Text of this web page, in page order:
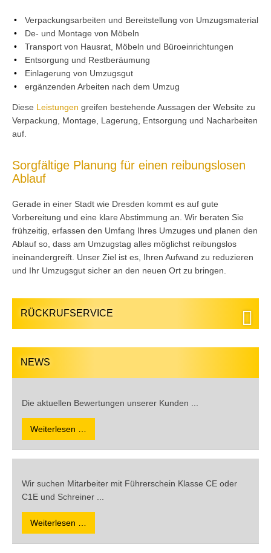
Verpackungsarbeiten und Bereitstellung von Umzugsmaterial
De- und Montage von Möbeln
Transport von Hausrat, Möbeln und Büroeinrichtungen
Entsorgung und Restberäumung
Einlagerung von Umzugsgut
ergänzenden Arbeiten nach dem Umzug
Diese Leistungen greifen bestehende Aussagen der Website zu
Verpackung, Montage, Lagerung, Entsorgung und Nacharbeiten
auf.
Sorgfältige Planung für einen reibungslosen
Ablauf
Gerade in einer Stadt wie Dresden kommt es auf gute
Vorbereitung und eine klare Abstimmung an. Wir beraten Sie
frühzeitig, erfassen den Umfang Ihres Umzuges und planen den
Ablauf so, dass am Umzugstag alles möglichst reibungslos
ineinandergreift. Unser Ziel ist es, Ihren Aufwand zu reduzieren
und Ihr Umzugsgut sicher an den neuen Ort zu bringen.
RÜCKRUFSERVICE
NEWS
Die aktuellen Bewertungen unserer Kunden ...
Weiterlesen …
Wir suchen Mitarbeiter mit Führerschein Klasse CE oder
C1E und Schreiner ...
Weiterlesen …